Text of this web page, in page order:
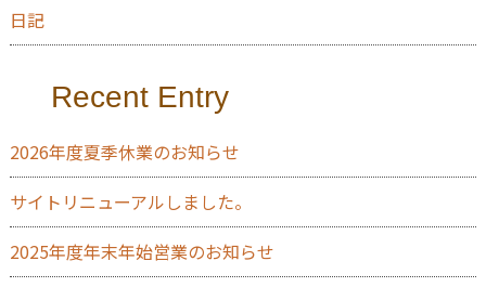
日記
Recent Entry
2026年度夏季休業のお知らせ
サイトリニューアルしました。
2025年度年末年始営業のお知らせ